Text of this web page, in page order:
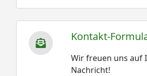
Kontakt-
Wir freuen uns auf
Nachricht!